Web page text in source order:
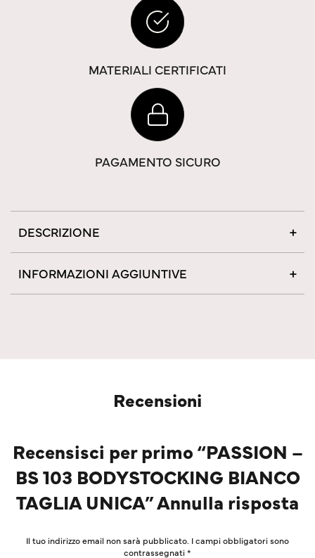
MATERIALI CERTIFICATI
PAGAMENTO SICURO
DESCRIZIONE
INFORMAZIONI AGGIUNTIVE
Recensioni
Recensisci per primo “PASSION –
BS 103 BODYSTOCKING BIANCO
TAGLIA UNICA” Annulla risposta
Il tuo indirizzo email non sarà pubblicato. I campi obbligatori sono
contrassegnati*